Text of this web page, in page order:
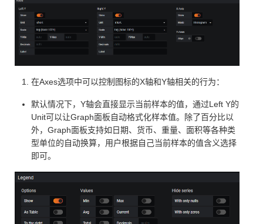
在Axes选项中可以控制图标的X轴和Y轴相关的行为：
默认情况下，Y轴会直接显示当前样本的值，通过Left Y的
Unit可以让Graph面板自动格式化样本值。除了百分比以
外，Graph面板支持如日期、货币、重量、面积等各种类
型单位的自动换算，用户根据自己当前样本的值含义选择
即可。